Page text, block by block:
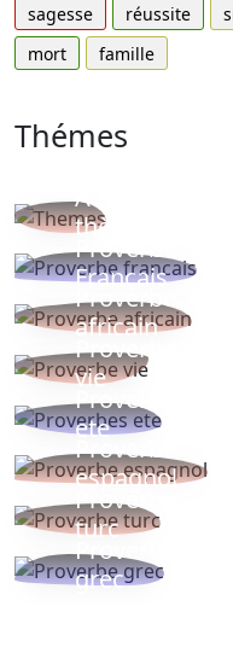
sagesse
réussite
mort
famille
Thémes
Autres
thèmes
Proverbe
Français
Proverbe
africain
Proverbe
vie
Proverbes
ete
Proverbe
espagnol
Proverbe
turc
Proverbe
grec